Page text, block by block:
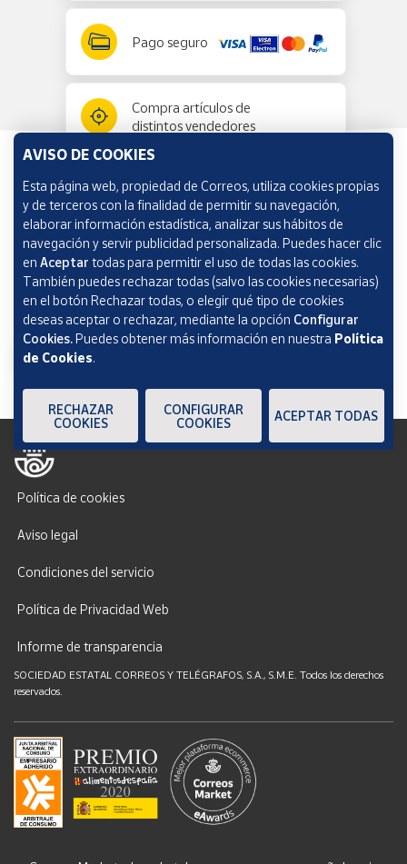
Pago seguro
Compra artículos de
distintos vendedores
Información y ayuda
Correos Market
Política de cookies
Aviso legal
Condiciones del servicio
Política de Privacidad Web
Informe de transparencia
SOCIEDAD ESTATAL CORREOS Y TELÉGRAFOS, S.A., S.M.E. Todos los derechos
reservados.
AVISO DE COOKIES
Esta página web, propiedad de Correos, utiliza cookies propias
y de terceros con la finalidad de permitir su navegación,
elaborar información estadística, analizar sus hábitos de
navegación y servir publicidad personalizada. Puedes hacer clic
en Aceptar todas para permitir el uso de todas las cookies.
También puedes rechazar todas (salvo las cookies necesarias)
en el botón Rechazar todas, o elegir qué tipo de cookies
deseas aceptar o rechazar, mediante la opción Configurar
Cookies.Puedes obtener más información en nuestra Política
de Cookies.
RECHAZAR
COOKIES
CONFIGURAR
COOKIES
ACEPTAR TODAS